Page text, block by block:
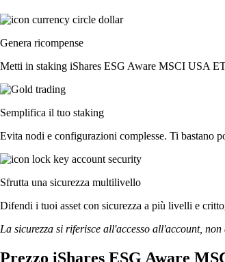
Genera ricompense
Metti in staking iShares ESG Aware MSCI USA
Semplifica il tuo staking
Evita nodi e configurazioni complesse. Ti bastano
Sfrutta una sicurezza multilivello
Difendi i tuoi asset con sicurezza a più livelli e
La sicurezza si riferisce all'accesso all'account,
Prezzo iShares ESG Aware